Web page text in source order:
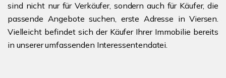
sind nicht nur für Verkäufer, sondern auch für Käufer, die
passende Angebote suchen, erste Adresse in Viersen.
Vielleicht befindet sich der Käufer Ihrer Immobilie bereits
in unserer umfassenden Interessentendatei.